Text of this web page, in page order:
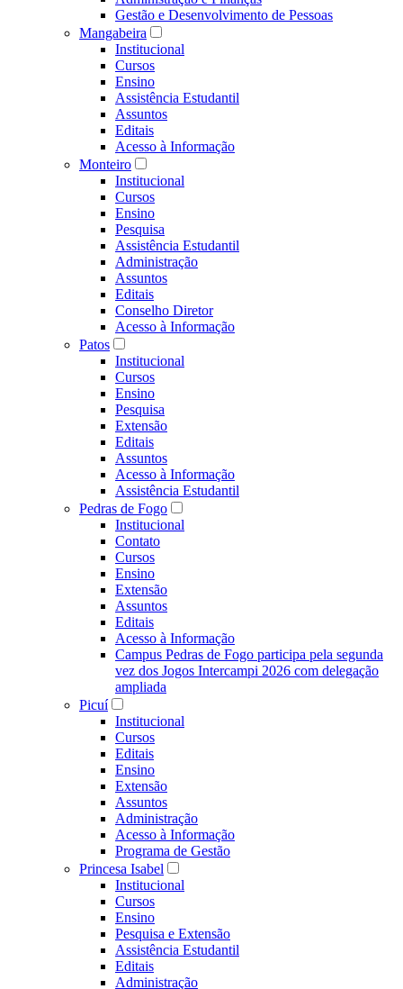
Gestão e Desenvolvimento de Pessoas
Mangabeira
Institucional
Cursos
Ensino
Assistência Estudantil
Assuntos
Editais
Acesso à Informação
Monteiro
Institucional
Cursos
Ensino
Pesquisa
Assistência Estudantil
Administração
Assuntos
Editais
Conselho Diretor
Acesso à Informação
Patos
Institucional
Cursos
Ensino
Pesquisa
Extensão
Editais
Assuntos
Acesso à Informação
Assistência Estudantil
Pedras de Fogo
Institucional
Contato
Cursos
Ensino
Extensão
Assuntos
Editais
Acesso à Informação
Campus Pedras de Fogo participa pela segunda
vez dos Jogos Intercampi 2026 com delegação
ampliada
Picuí
Institucional
Cursos
Editais
Ensino
Extensão
Assuntos
Administração
Acesso à Informação
Programa de Gestão
Princesa Isabel
Institucional
Cursos
Ensino
Pesquisa e Extensão
Assistência Estudantil
Editais
Administração